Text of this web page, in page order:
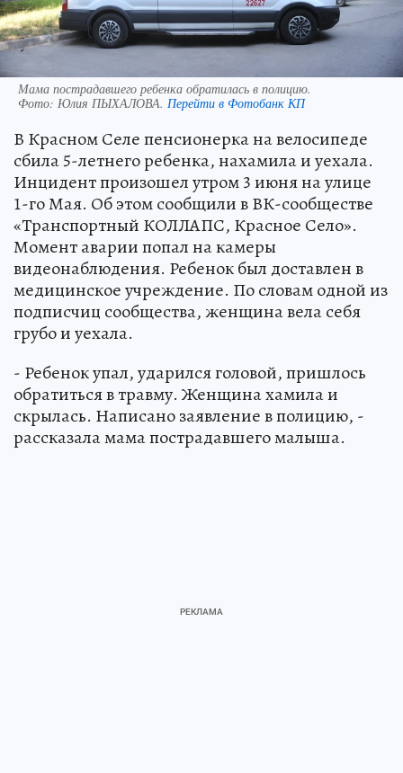
Мама пострадавшего ребенка обратилась в полицию.
Фото: Юлия ПЫХАЛОВА. Перейти в Фотобанк КП
В Красном Селе пенсионерка на велосипеде
сбила 5-летнего ребенка, нахамила и уехала.
Инцидент произошел утром 3 июня на улице
1-го Мая. Об этом сообщили в ВК-сообществе
«Транспортный КОЛЛАПС, Красное Село».
Момент аварии попал на камеры
видеонаблюдения. Ребенок был доставлен в
медицинское учреждение. По словам одной из
подписчиц сообщества, женщина вела себя
грубо и уехала.
- Ребенок упал, ударился головой, пришлось
обратиться в травму. Женщина хамила и
скрылась. Написано заявление в полицию, -
рассказала мама пострадавшего малыша.